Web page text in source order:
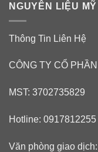
NGUYÊN LIỆU
Thông Tin Liên Hệ
CÔNG TY CỔ
MST: 3702735829
Hotline: 0917812255
Văn phòng giao